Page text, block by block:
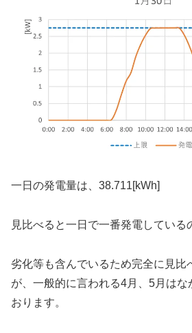
一日の発電量は、38.711[kWh]
見比べると一日で一番発電している
劣化等も含んでいるため完全に見比
が、一般的に言われる4月、5月はな
おります。